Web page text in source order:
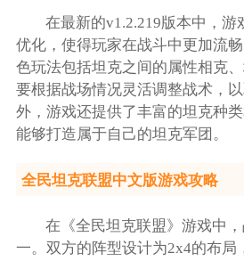
在最新的v1.2.219版本中，游
优化，使得玩家在战斗中更加流
色玩法包括坦克之间的属性相克
要根据战场情况灵活调整战术，
外，游戏还提供了丰富的坦克种
能够打造属于自己的坦克军团。
全民坦克联盟中文版游戏攻略
在《全民坦克联盟》游戏中
一。双方的阵型设计为2x4的布局